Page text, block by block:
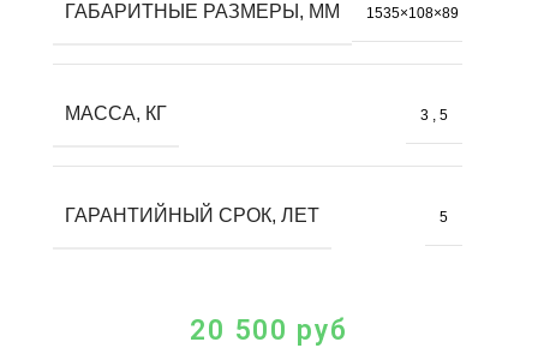
ГАБАРИТНЫЕ РАЗМЕРЫ, ММ 1535×108×89
МАССА, КГ 3 , 5
ГАРАНТИЙНЫЙ СРОК, ЛЕТ 5
20 500 руб